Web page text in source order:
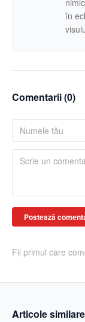
în
Comentarii (0)
Postează
Fii primul care
Articole similare